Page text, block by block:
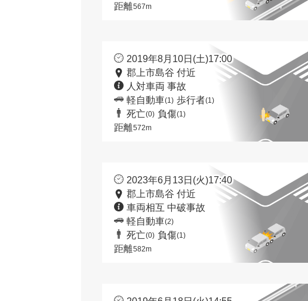
距離567m
2019年8月10日(土)17:00
郡上市島谷 付近
人対車両 事故
軽自動車(1) 歩行者(1)
死亡(0) 負傷(1)
距離572m
2023年6月13日(火)17:40
郡上市島谷 付近
車両相互 中破事故
軽自動車(2)
死亡(0) 負傷(1)
距離582m